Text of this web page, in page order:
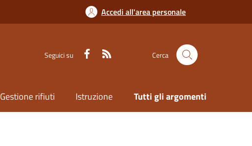
Accedi all'area personale
Seguici su Cerca
Gestione rifiuti Istruzione Tutti gli argomenti